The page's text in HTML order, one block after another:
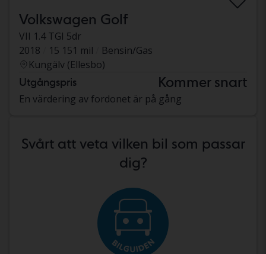
Volkswagen Golf
VII 1.4 TGI 5dr
2018
15 151 mil
Bensin/Gas
Kungälv (Ellesbo)
Utgångspris Kommer snart
En värdering av fordonet är på gång
Svårt att veta vilken bil som passar
dig?